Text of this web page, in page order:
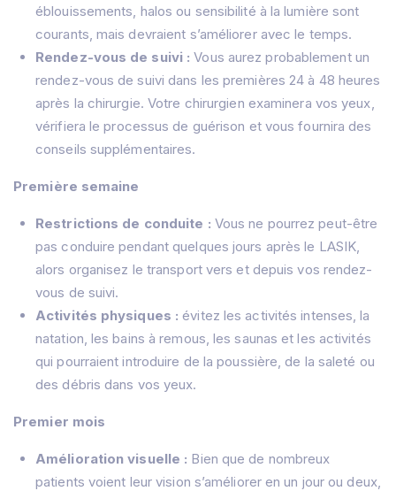
éblouissements, halos ou sensibilité à la lumière sont
courants, mais devraient s’améliorer avec le temps.
Rendez-vous de suivi : Vous aurez probablement un
rendez-vous de suivi dans les premières 24 à 48 heures
après la chirurgie. Votre chirurgien examinera vos yeux,
vérifiera le processus de guérison et vous fournira des
conseils supplémentaires.
Première semaine
Restrictions de conduite : Vous ne pourrez peut-être
pas conduire pendant quelques jours après le LASIK,
alors organisez le transport vers et depuis vos rendez-
vous de suivi.
Activités physiques : évitez les activités intenses, la
natation, les bains à remous, les saunas et les activités
qui pourraient introduire de la poussière, de la saleté ou
des débris dans vos yeux.
Premier mois
Amélioration visuelle : Bien que de nombreux
patients voient leur vision s’améliorer en un jour ou deux,